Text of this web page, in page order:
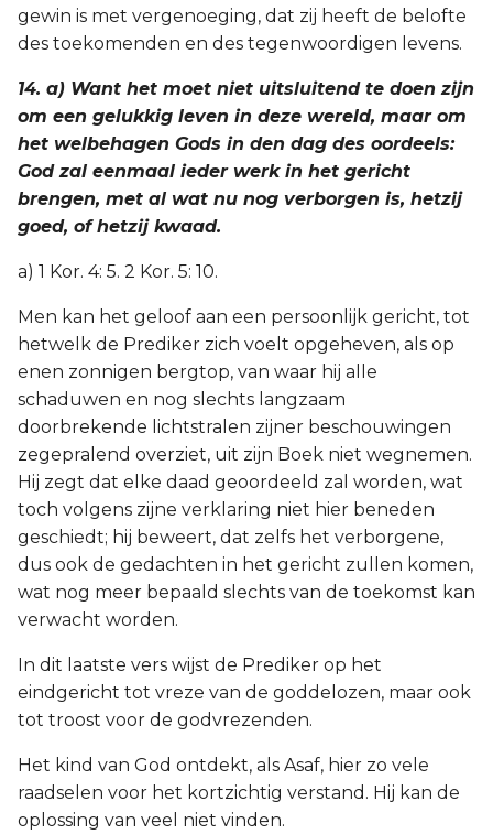
gewin is met vergenoeging, dat zij heeft de belofte
des toekomenden en des tegenwoordigen levens.
14. a) Want het moet niet uitsluitend te doen zijn
om een gelukkig leven in deze wereld, maar om
het welbehagen Gods in den dag des oordeels:
God zal eenmaal ieder werk in het gericht
brengen, met al wat nu nog verborgen is, hetzij
goed, of hetzij kwaad.
a) 1 Kor. 4: 5. 2 Kor. 5: 10.
Men kan het geloof aan een persoonlijk gericht, tot
hetwelk de Prediker zich voelt opgeheven, als op
enen zonnigen bergtop, van waar hij alle
schaduwen en nog slechts langzaam
doorbrekende lichtstralen zijner beschouwingen
zegepralend overziet, uit zijn Boek niet wegnemen.
Hij zegt dat elke daad geoordeeld zal worden, wat
toch volgens zijne verklaring niet hier beneden
geschiedt; hij beweert, dat zelfs het verborgene,
dus ook de gedachten in het gericht zullen komen,
wat nog meer bepaald slechts van de toekomst kan
verwacht worden.
In dit laatste vers wijst de Prediker op het
eindgericht tot vreze van de goddelozen, maar ook
tot troost voor de godvrezenden.
Het kind van God ontdekt, als Asaf, hier zo vele
raadselen voor het kortzichtig verstand. Hij kan de
oplossing van veel niet vinden.